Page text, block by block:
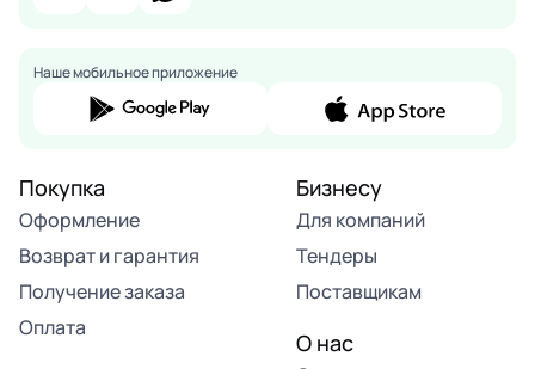
Наше мобильное приложение
Покупка
Оформление
Возврат и гарантия
Получение заказа
Оплата
Бизнесу
Для компаний
Тендеры
Поставщикам
О нас